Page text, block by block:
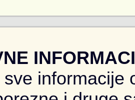
sve informacije